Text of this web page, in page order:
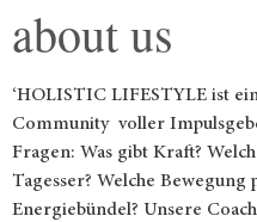
about us
‘HOLISTIC LIFESTYLE ist
Community voller
Fragen: Was gibt Kraft?
Tagesser? Welche Bewegung
Energiebündel? Unsere